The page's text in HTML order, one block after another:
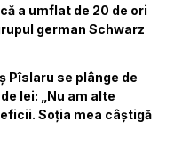
a umflat de 20 de ori
german Schwarz
Pîslaru se plânge de
lei: „Nu am alte
Soția mea câștigă